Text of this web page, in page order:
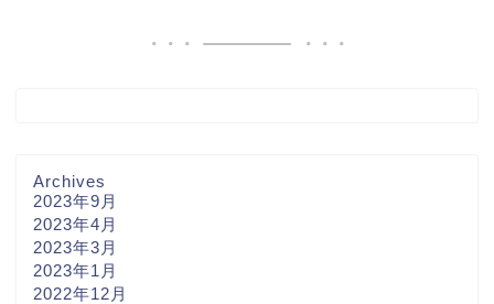
Archives
2023年9月
2023年4月
2023年3月
2023年1月
2022年12月